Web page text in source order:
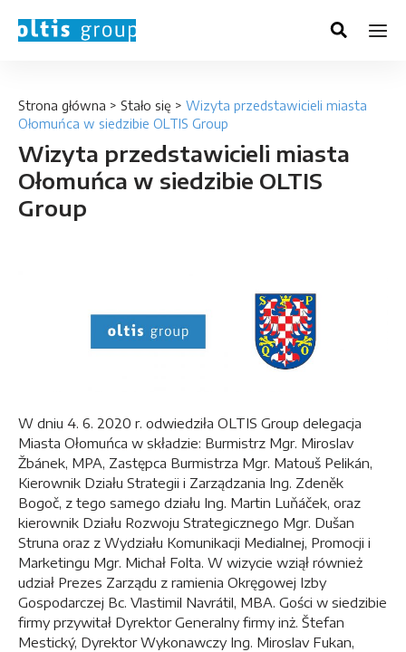
Strona główna > Stało się > Wizyta przedstawicieli miasta
Ołomuńca w siedzibie OLTIS Group
Wizyta przedstawicieli miasta
Ołomuńca w siedzibie OLTIS
Group
W dniu 4. 6. 2020 r. odwiedziła OLTIS Group delegacja
Miasta Ołomuńca w składzie: Burmistrz Mgr. Miroslav
Žbánek, MPA, Zastępca Burmistrza Mgr. Matouš Pelikán,
Kierownik Działu Strategii i Zarządzania Ing. Zdeněk
Bogoč, z tego samego działu Ing. Martin Luňáček, oraz
kierownik Działu Rozwoju Strategicznego Mgr. Dušan
Struna oraz z Wydziału Komunikacji Medialnej, Promocji i
Marketingu Mgr. Michał Folta. W wizycie wziął również
udział Prezes Zarządu z ramienia Okręgowej Izby
Gospodarczej Bc. Vlastimil Navrátil, MBA. Gości w siedzibie
firmy przywitał Dyrektor Generalny firmy inż. Štefan
Mestický, Dyrektor Wykonawczy Ing. Miroslav Fukan,